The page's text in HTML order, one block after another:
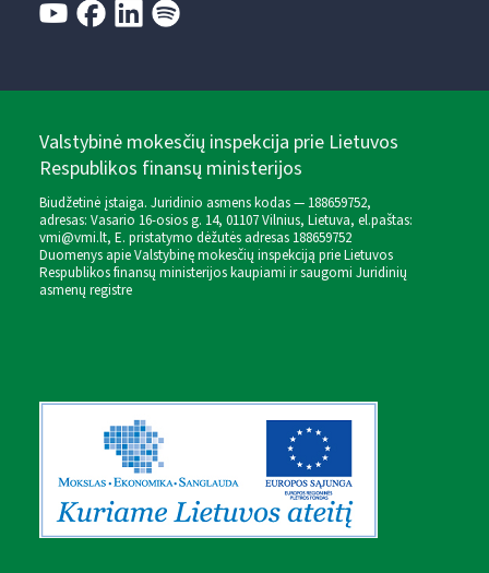
Valstybinė mokesčių inspekcija prie Lietuvos
Respublikos finansų ministerijos
Biudžetinė įstaiga. Juridinio asmens kodas — 188659752,
adresas: Vasario 16-osios g. 14, 01107 Vilnius, Lietuva, el.paštas:
vmi@vmi.lt, E. pristatymo dėžutės adresas 188659752
Duomenys apie Valstybinę mokesčių inspekciją prie Lietuvos
Respublikos finansų ministerijos kaupiami ir saugomi Juridinių
asmenų registre